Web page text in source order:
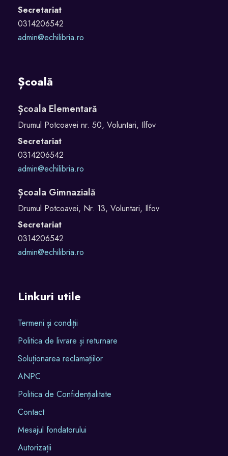
Secretariat
0314206542
admin@echilibria.ro
Școală
Școala Elementară
Drumul Potcoavei nr. 50, Voluntari, Ilfov
Secretariat
0314206542
admin@echilibria.ro
Școala Gimnazială
Drumul Potcoavei, Nr. 13, Voluntari, Ilfov
Secretariat
0314206542
admin@echilibria.ro
Linkuri utile
Termeni și condiții
Politica de livrare și returnare
Soluționarea reclamațiilor
ANPC
Politica de Confidențialitate
Contact
Mesajul fondatorului
Autorizații